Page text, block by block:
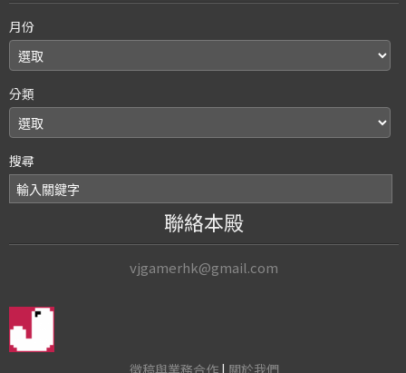
月份
分類
搜尋
聯絡本殿
vjgamerhk@gmail.com
徵稿與業務合作| 關於我們